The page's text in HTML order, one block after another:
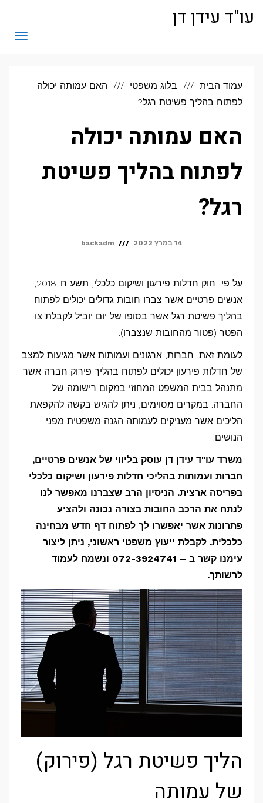
עו"ד עידן דן
עמוד הבית בלוג משפטי
האם עמותה יכולה
לפתוח בהליך פשיטת רגל?
האם עמותה יכולה
לפתוח בהליך פשיטת
רגל?
14 במרץ 2022 backadm
על פי חוק חדלות פירעון ושיקום כלכלי, תשע"ח-2018,
אנשים פרטיים אשר צברו חובות גדולים יכולים לפתוח
בהליך פשיטת רגל אשר בסופו של יום יוביל לקבלת צו
הפטר (פטור מהחובות שנצברו).
לעומת זאת, חברות, ארגונים ועמותות אשר מגיעות למצב
של חדלות פירעון יכולים לפתוח בהליך פירוק חברה אשר
מתנהל בבית המשפט המחוזי במקום רישומה של
החברה. במקרים מסוימים, ניתן להגיש בקשה להקפאת
הליכים אשר מעניקים לעמותה הגנה משפטית מפני
הנושים.
משרד עו"ד עידן דן עוסק בליווי של אנשים פרטיים,
חברות ועמותות בהליכי חדלות פירעון ושיקום כלכלי
בפריסה ארצית. הניסיון הרב שצברנו מאפשר לנו
לנתח את הרכב החובות בצורה נכונה ולהציע
פתרונות אשר יאפשרו לך לפתוח דף חדש מבחינה
כלכלית. לקבלת ייעוץ משפטי ראשוני, ניתן ליצור
עימנו קשר ב – 072-3924741
ונשמח לעמוד
לרשותך.
הליך פשיטת רגל (פירוק)
של עמותה